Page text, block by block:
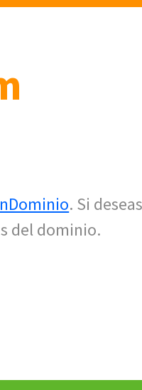
. Si
del dominio.